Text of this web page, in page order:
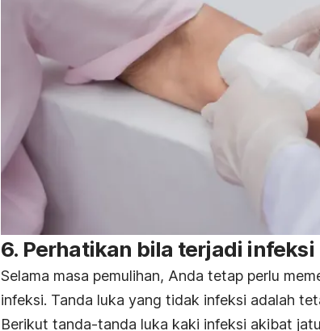
6. Perhatikan bila terjadi infeksi
Selama masa pemulihan, Anda tetap perlu
infeksi. Tanda luka yang tidak infeksi adalah
Berikut tanda-tanda luka kaki infeksi akibat